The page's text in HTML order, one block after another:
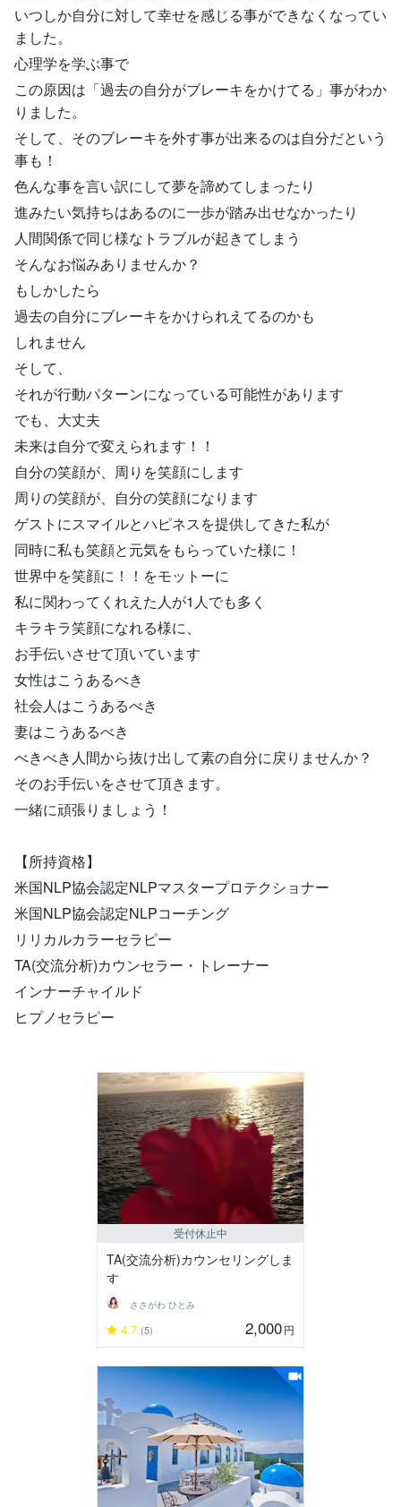
いつしか自分に対して幸せを感じる事ができなくなってい
ました。
心理学を学ぶ事で
この原因は「過去の自分がブレーキをかけてる」事がわか
りました。
そして、そのブレーキを外す事が出来るのは自分だという
事も！
色んな事を言い訳にして夢を諦めてしまったり
進みたい気持ちはあるのに一歩が踏み出せなかったり
人間関係で同じ様なトラブルが起きてしまう
そんなお悩みありませんか？
もしかしたら
過去の自分にブレーキをかけられえてるのかも
しれません
そして、
それが行動パターンになっている可能性があります
でも、大丈夫
未来は自分で変えられます！！
自分の笑顔が、周りを笑顔にします
周りの笑顔が、自分の笑顔になります
ゲストにスマイルとハピネスを提供してきた私が
同時に私も笑顔と元気をもらっていた様に！
世界中を笑顔に！！をモットーに
私に関わってくれえた人が1人でも多く
キラキラ笑顔になれる様に、
お手伝いさせて頂いています
女性はこうあるべき
社会人はこうあるべき
妻はこうあるべき
べきべき人間から抜け出して素の自分に戻りませんか？
そのお手伝いをさせて頂きます。
一緒に頑張りましょう！
【所持資格】
米国NLP協会認定NLPマスタープロテクショナー
米国NLP協会認定NLPコーチング
リリカルカラーセラピー
TA(交流分析)カウンセラー・トレーナー
インナーチャイルド
ヒプノセラピー
受付休止中
TA(交流分析)カウンセリングしま
す
ささがわ ひとみ
4.7 (5) 2,000円